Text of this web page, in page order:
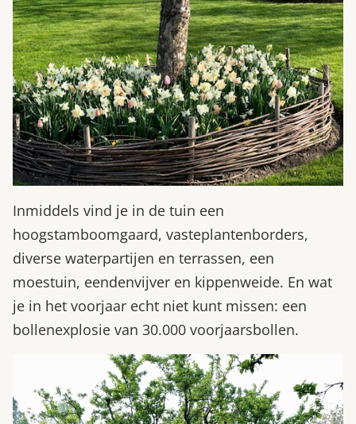
Inmiddels vind je in de tuin een
hoogstamboomgaard, vasteplantenborders,
diverse waterpartijen en terrassen, een
moestuin, eendenvijver en kippenweide. En wat
je in het voorjaar echt niet kunt missen: een
bollenexplosie van 30.000 voorjaarsbollen.